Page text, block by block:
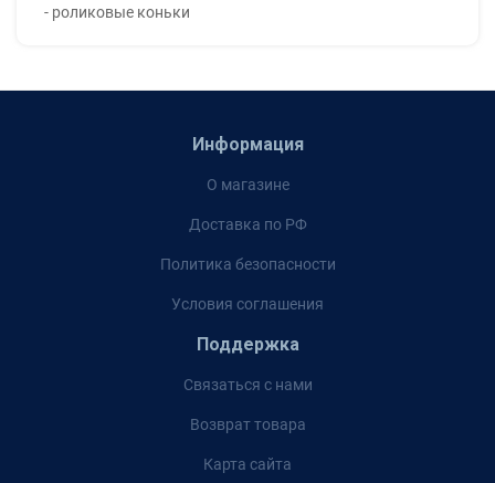
- роликовые коньки
Информация
О магазине
Доставка по РФ
Политика безопасности
Условия соглашения
Поддержка
Связаться с нами
Возврат товара
Карта сайта